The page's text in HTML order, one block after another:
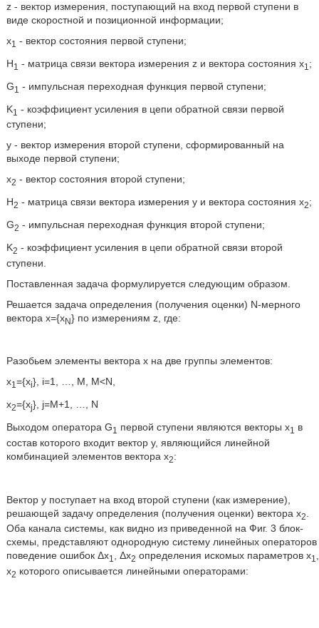
z - вектор измерения, поступающий на вход первой ступени в
виде скоростной и позиционной информации;
x1 - вектор состояния первой ступени;
Н1 - матрица связи вектора измерения z и вектора состояния х1 ;
G1 - импульсная переходная функция первой ступени;
K1 - коэффициент усиления в цепи обратной связи первой
ступени;
у - вектор измерения второй ступени, сформированный на
выходе первой ступени;
х2 - вектор состояния второй ступени;
Н2 - матрица связи вектора измерения у и вектора состояния х2;
G2 - импульсная переходная функция второй ступени;
K2 - коэффициент усиления в цепи обратной связи второй
ступени.
Поставленная задача формулируется следующим образом.
Решается задача определения (получения оценки) N-мерного
вектора x={xN} по измерениям z, где:
Разобьем элементы вектора х на две группы элементов:
x1 ={xi}, i=1, …, M, M<N,
x2={xj}, j=M+1, …, N
Выходом оператора G1 первой ступени являются векторы х1
в
состав которого входит вектор у, являющийся линейной
комбинацией элементов вектора х2:
Вектор у поступает на вход второй ступени (как измерение),
решающей задачу определения (получения оценки) вектора х2
Оба канала системы, как видно из приведенной на Фиг. 3 блок-
схемы, представляют однородную систему линейных операторов
поведение ошибок Δх1 , Δх2 определения искомых параметров x1 ,
x2 которого описывается линейными операторами: